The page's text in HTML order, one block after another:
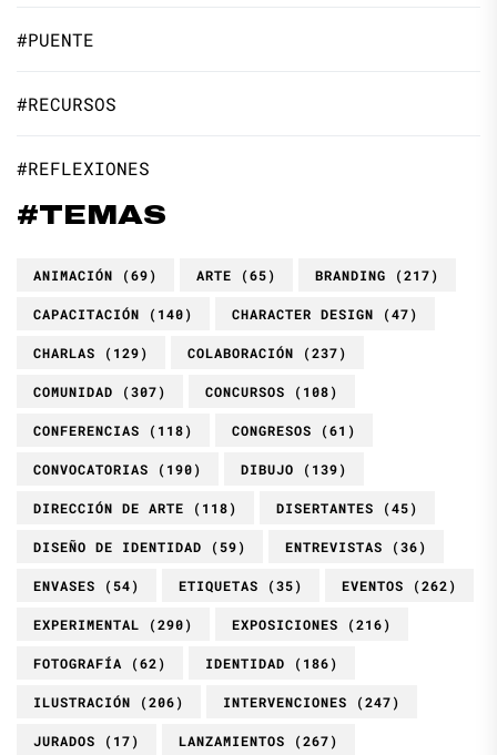
#PUENTE
#RECURSOS
#REFLEXIONES
#TEMAS
ANIMACIÓN (69) ARTE (65) BRANDING (217)
CAPACITACIÓN (140) CHARACTER DESIGN (47)
CHARLAS (129) COLABORACIÓN (237)
COMUNIDAD (307) CONCURSOS (108)
CONFERENCIAS (118) CONGRESOS (61)
CONVOCATORIAS (190) DIBUJO (139)
DIRECCIÓN DE ARTE (118) DISERTANTES (45)
DISEÑO DE IDENTIDAD (59) ENTREVISTAS (36)
ENVASES (54) ETIQUETAS (35) EVENTOS (262)
EXPERIMENTAL (290) EXPOSICIONES (216)
FOTOGRAFÍA (62) IDENTIDAD (186)
ILUSTRACIÓN (206) INTERVENCIONES (247)
JURADOS (17) LANZAMIENTOS (267)